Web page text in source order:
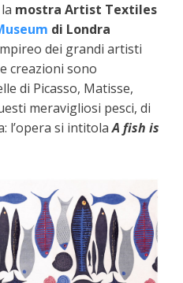
mostra Artist Textiles
di Londra
dei grandi artisti
creazioni sono
di Picasso, Matisse,
meravigliosi pesci, di
l’opera si intitolaA fish is